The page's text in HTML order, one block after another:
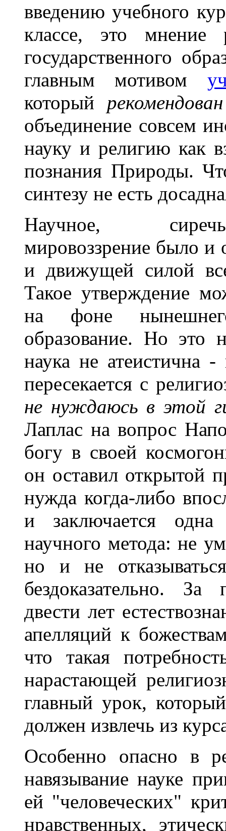
введению учебного
классе, это мнение
государственного
главным мотивом
который рекомендован
объединение совсем
науку и религию как
познания Природы.
синтезу не есть
Научное, сиречь
мировоззрение было и
и движущей силой
Такое утверждение
на фоне
образование. Но это
наука не атеистична
пересекается с
не нуждаюсь в этой
Лаплас на вопрос
богу в своей
он оставил открытой
нужда когда-либо
и заключается одна
научного метода: не
но и не
бездоказательно.
двести лет
апелляций к
что такая
нарастающей
главный урок,
должен извлечь из
Особенно опасно в
навязывание науке
ей "человеческих"
нравственных,